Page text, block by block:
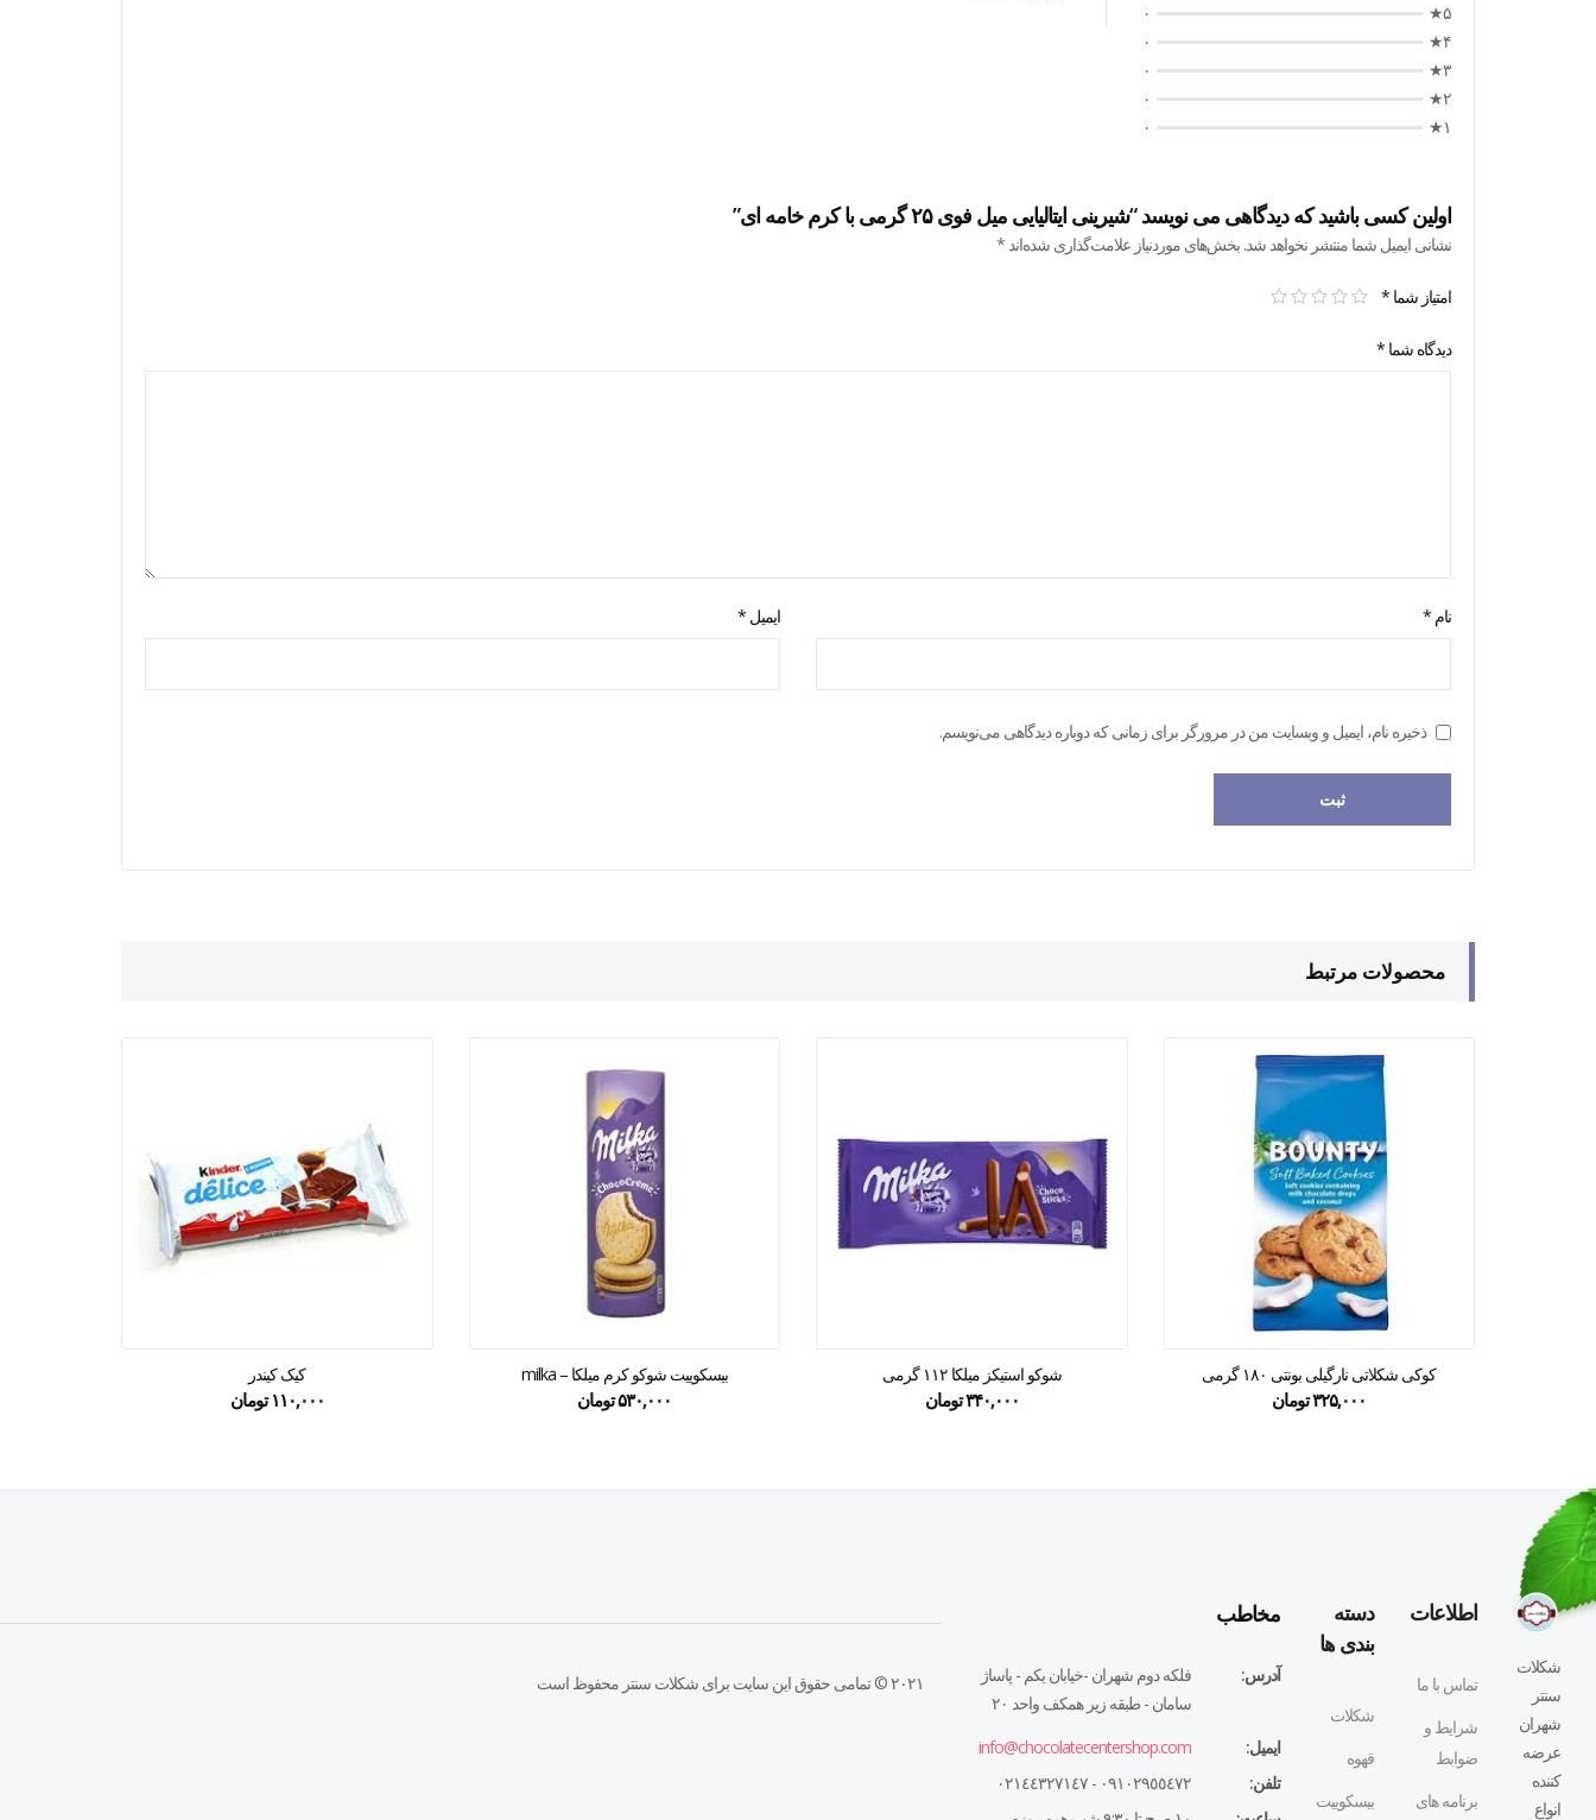
۵★
۰
۴★
۰
۳★
۰
۲★
۰
۱★
۰
اولین کسی باشید که دیدگاهی می نویسد “شیرینی ایتالیایی میل فوی ۲۵ گرمی با کرم خامه ای”
نشانی ایمیل شما منتشر نخواهد شد. بخش‌های موردنیاز علامت‌گذاری شده‌اند *
امتیاز شما *
دیدگاه شما *
نام * ایمیل *
ذخیره نام، ایمیل و وبسایت من در مرورگر برای زمانی که دوباره دیدگاهی می‌نویسم.
محصولات مرتبط
کوکی شکلاتی نارگیلی بونتی ۱۸۰ گرمی
۳۲۵,۰۰۰تومان
شوکو استیکز میلکا ۱۱۲ گرمی
۳۴۰,۰۰۰تومان
بیسکوییت شوکو کرم میلکا – milka
۵۳۰,۰۰۰تومان
کیک کیندر
۱۱۰,۰۰۰ تومان
شکلات
سنتر
شهران
عرضه
کننده
انواع
اطلاعات
تماس با ما
شرایط و
ضوابط
برنامه های
دسته
بندی ها
شکلات
قهوه
بیسکوییت
مخاطب
آدرس:
فلكه دوم شهران -خيابان يكم - پاساژ
سامان - طبقه زير همكف واحد ٢٠
ایمیل:
info@chocolatecentershop.com
تلفن:
٠٩١٠٢٩٥٥٤٧٢ - ٠٢١٤٤٣٢٧١٤٧
۲۰۲۱ © تمامی حقوق این سایت برای شکلات سنتر محفوظ است